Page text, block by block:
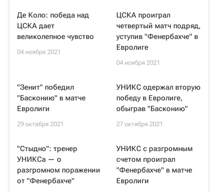
Де Коло: победа над
ЦСКА дает
великолепное чувство
04 ноября 2021
ЦСКА проиграл
четвертый матч подряд,
уступив "Фенербахче" в
Евролиге
04 ноября 2021
"Зенит" победил
"Басконию" в матче
Евролиги
29 октября 2021
УНИКС одержал вторую
победу в Евролиге,
обыграв "Басконию"
27 октября 2021
"Стыдно": тренер
УНИКСа — о
разгромном поражении
от "Фенербахче"
УНИКС с разгромным
счетом проиграл
"Фенербахче" в матче
Евролиги